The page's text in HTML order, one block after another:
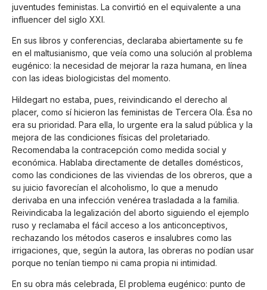
juventudes feministas. La convirtió en el equivalente a una
influencer del siglo XXI.
En sus libros y conferencias, declaraba abiertamente su fe
en el maltusianismo, que veía como una solución al problema
eugénico: la necesidad de mejorar la raza humana, en línea
con las ideas biologicistas del momento.
Hildegart no estaba, pues, reivindicando el derecho al
placer, como sí hicieron las feministas de Tercera Ola. Ésa no
era su prioridad. Para ella, lo urgente era la salud pública y la
mejora de las condiciones físicas del proletariado.
Recomendaba la contracepción como medida social y
económica. Hablaba directamente de detalles domésticos,
como las condiciones de las viviendas de los obreros, que a
su juicio favorecían el alcoholismo, lo que a menudo
derivaba en una infección venérea trasladada a la familia.
Reivindicaba la legalización del aborto siguiendo el ejemplo
ruso y reclamaba el fácil acceso a los anticonceptivos,
rechazando los métodos caseros e insalubres como las
irrigaciones, que, según la autora, las obreras no podían usar
porque no tenían tiempo ni cama propia ni intimidad.
En su obra más celebrada, El problema eugénico: punto de